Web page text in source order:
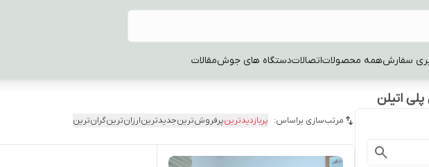
سفارشهمه محصولاتاتصالاتدستگاه های جوشمقالات
اتیلن
مرتب‌سازی براساس: پربازدیدترینپرفروش‌ترینجدیدترینارزان‌ترینگران‌ترین